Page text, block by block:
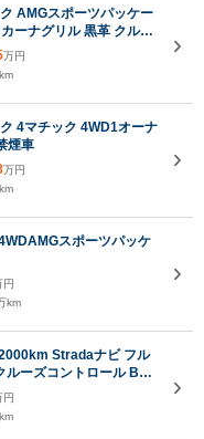
AMGスポーツパッケー
ーナグリル 黒革 クルコ
ンカードン 360°カメラ
万円
4マチック 4WD1オーナ
煙車
万円
スポーツパッケ
円
km
Stradaナビ フル
ルーズコントロール Bカ
円